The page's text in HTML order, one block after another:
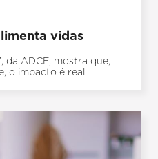
vidas
da ADCE, mostra que,
o impacto é real